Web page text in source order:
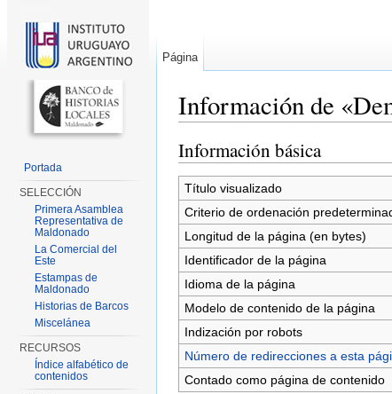
Información de
Información básica
Título visualizado
Criterio de ordenación
Longitud de la página (en bytes)
Identificador de la página
Idioma de la página
Modelo de contenido de la página
Indización por robots
Número de redirecciones a esta
Contado como página de contenido
Página
Portada
SELECCIÓN
Primera Asamblea
Representativa de
Maldonado
La Comercial del
Este
Estampas de
Maldonado
Historias de Barcos
Miscelánea
RECURSOS
Índice alfabético de
contenidos